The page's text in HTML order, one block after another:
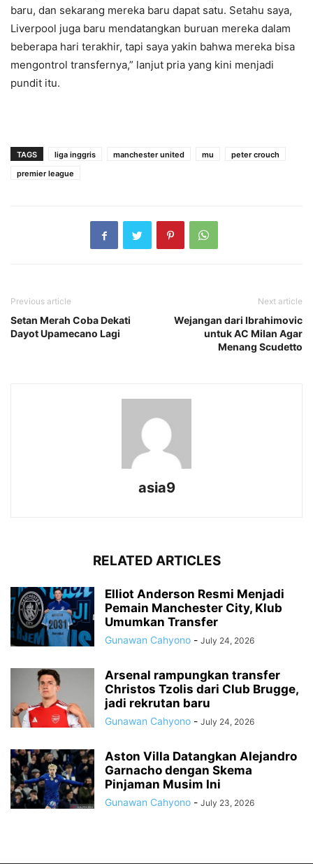
baru, dan sekarang mereka baru dapat satu. Setahu saya,
Liverpool juga baru mendatangkan buruan mereka dalam
beberapa hari terakhir, tapi saya yakin bahwa mereka bisa
mengontrol transfernya,” lanjut pria yang kini menjadi
pundit itu.
TAGS liga inggris manchester united mu
peter crouch
premier league
Previous article
Setan Merah Coba Dekati
Dayot Upamecano Lagi
Next article
Wejangan dari Ibrahimovic
untuk AC Milan Agar
Menang Scudetto
asia9
RELATED ARTICLES
Elliot Anderson Resmi Menjadi
Pemain Manchester City, Klub
Umumkan Transfer
Gunawan Cahyono - July 24, 2026
Arsenal rampungkan transfer
Christos Tzolis dari Club Brugge,
jadi rekrutan baru
Gunawan Cahyono - July 24, 2026
Aston Villa Datangkan Alejandro
Garnacho dengan Skema
Pinjaman Musim Ini
Gunawan Cahyono - July 23, 2026